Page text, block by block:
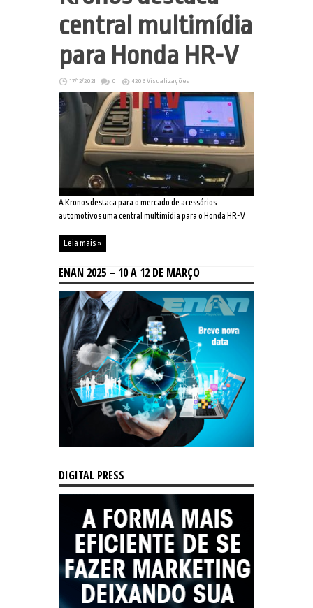
central multimídia
para Honda HR-V
17/12/2021 0 4206 Visualizações
A Kronos destaca para o mercado de acessórios
automotivos uma central multimídia para o Honda HR-V
Leia mais »
ENAN 2025 – 10 A 12 DE MARÇO
DIGITAL PRESS